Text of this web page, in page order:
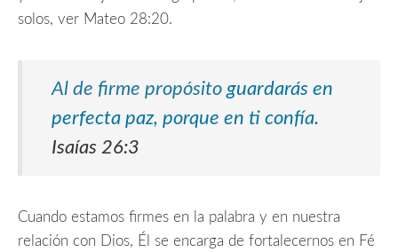
solos, ver Mateo 28:20.
Al de firme propósito guardarás en
perfecta paz, porque en ti confía.
Isaías 26:3
Cuando estamos firmes en la palabra y en nuestra
relación con Dios, Él se encarga de fortalecernos en Fé